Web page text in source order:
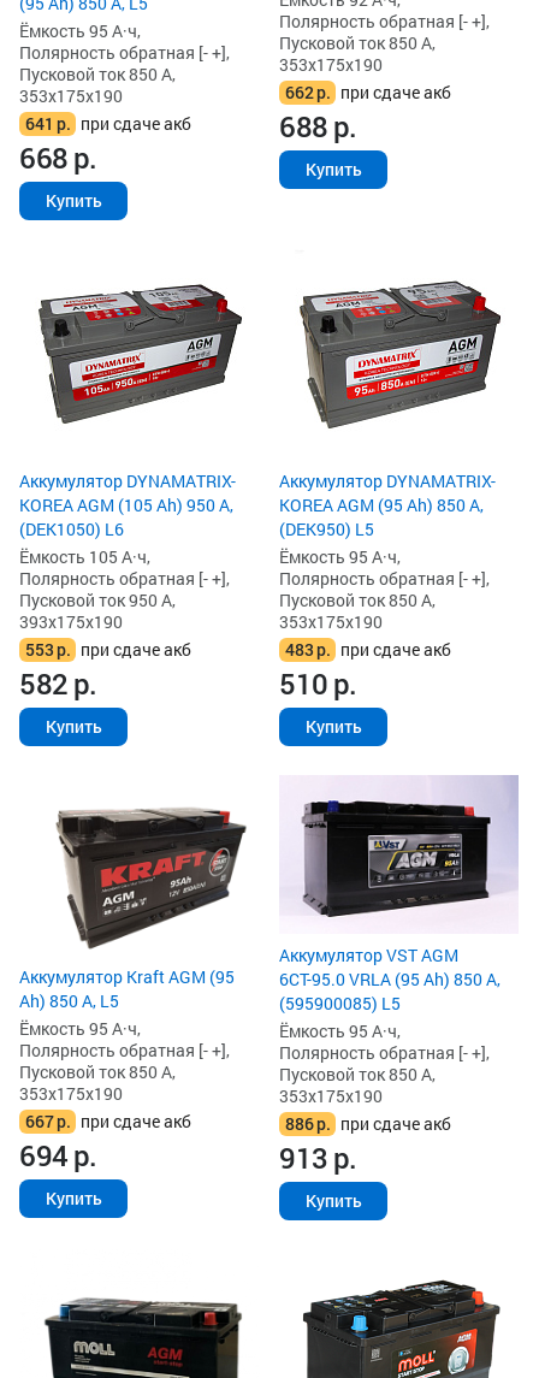
Ёмкость 95 А·ч,
Полярность обратная [- +],
Пусковой ток 850 А,
353x175x190
641 р. при сдаче акб
668р.
Купить
Полярность обратная [- +],
Пусковой ток 850 А,
353x175x190
662р. при сдаче акб
688р.
Купить
Аккумулятор DYNAMATRIX-
KOREA AGM (105 Ah) 950 А,
(DEK1050) L6
Ёмкость 105 А·ч,
Полярность обратная [- +],
Пусковой ток 950 А,
393x175x190
553р. при сдаче акб
582р.
Купить
Аккумулятор DYNAMATRIX-
KOREA AGM (95 Ah) 850 А,
(DEK950) L5
Ёмкость 95 А·ч,
Полярность обратная [- +],
Пусковой ток 850 А,
353x175x190
483р. при сдаче акб
510р.
Купить
Аккумулятор Kraft AGM (95
Ah) 850 А, L5
Ёмкость 95 А·ч,
Полярность обратная [- +],
Пусковой ток 850 А,
353x175x190
667р. при сдаче акб
694р.
Купить
Аккумулятор VST AGM
6СТ-95.0 VRLA (95 Ah) 850 А,
(595900085) L5
Ёмкость 95 А·ч,
Полярность обратная [- +],
Пусковой ток 850 А,
353x175x190
886р. при сдаче акб
913р.
Купить